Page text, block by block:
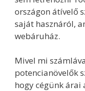
országon átívelő
saját hasznáról,
webáruház.
Mivel mi
potencianövelők
hogy cégünk